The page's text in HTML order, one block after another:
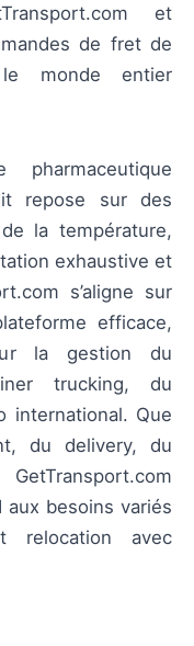
et
de fret de
monde entier
repose sur des
la température,
exhaustive et
s’aligne sur
efficace,
la gestion du
trucking, du
international. Que
du delivery, du
besoins variés
relocation avec